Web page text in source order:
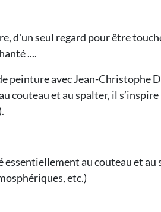
d'un seul regard pour être
....
peinture avec Jean-Christophe
couteau et au spalter, il
au couteau et
etc.)